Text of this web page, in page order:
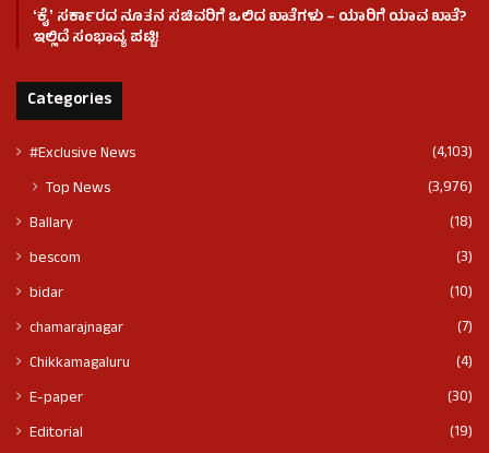
ʻಕೈʼ ಸರ್ಕಾರದ ನೂತನ ಸಚಿವರಿಗೆ ಒಲಿದ ಖಾತೆಗಳು – ಯಾರಿಗೆ ಯಾವ ಖಾತೆ?
ಇಲ್ಲಿದೆ ಸಂಭಾವ್ಯ ಪಟ್ಟಿ!
Categories
#Exclusive News (4,103)
Top News (3,976)
Ballary
(18)
bescom
(3)
bidar
(10)
chamarajnagar
(7)
Chikkamagaluru
(4)
E-paper
(30)
Editorial
(19)